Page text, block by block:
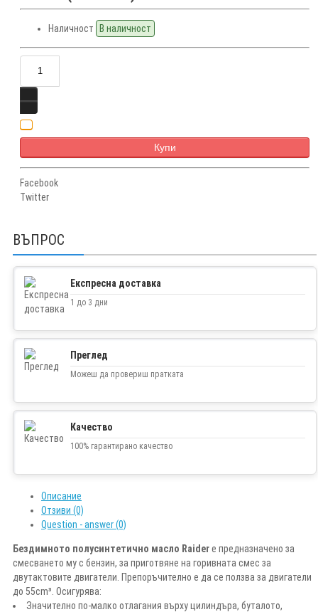
Наличност В наличност
Купи
Facebook
Twitter
ВЪПРОС
Експресна доставка
1 до 3 дни
Преглед
Можеш да провериш пратката
Качество
100% гарантирано качество
Описание
Отзиви (0)
Question - answer (0)
Бездимното полусинтетично масло Raiderе предназначено за
смесването му с бензин, за приготвяне на горивната смес за
двутактовите двигатели. Препоръчително е да се ползва за двигатели
до 55cm³. Осигурява:
Значително по-малко отлагания върху цилиндъра, буталото,